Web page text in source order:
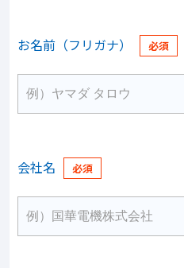
お名前（フリガナ）
会社名